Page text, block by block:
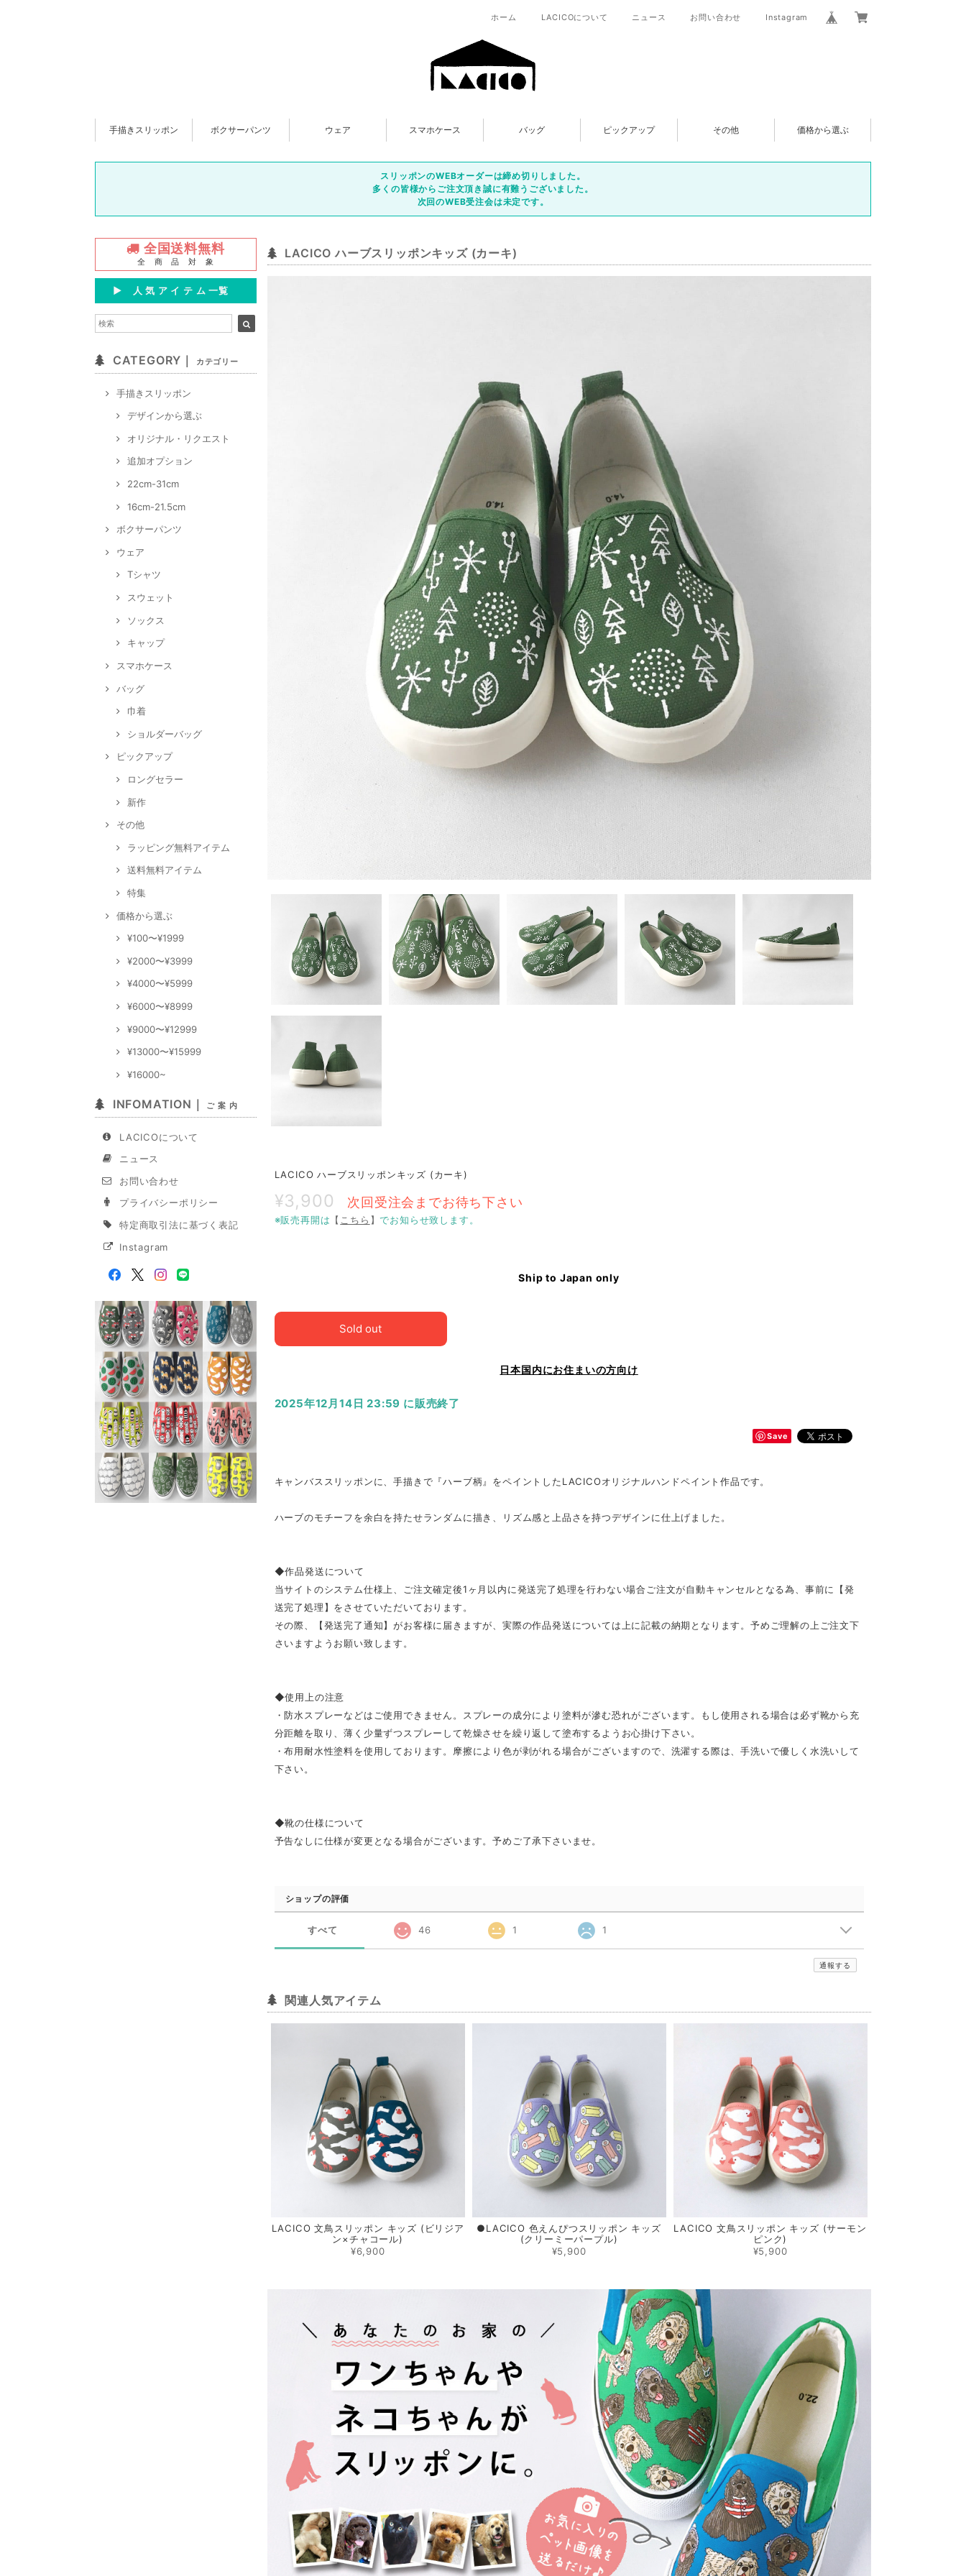
ホーム LACICOについて ニュース お問い合わせ Instagram
手描きスリッポン ボクサーパンツ ウェア スマホケース バッグ ピックアップ その他 価格から選ぶ
スリッポンのWEBオーダーは締め切りしました。
多くの皆様からご注文頂き誠に有難うございました。
次回のWEB受注会は未定です。
全国送料無料
全 商 品 対 象
▶︎ 人 気 ア イ テ ム 一覧
CATEGORY｜ カテゴリー
手描きスリッポン
デザインから選ぶ
オリジナル・リクエスト
追加オプション
22cm-31cm
16cm-21.5cm
ボクサーパンツ
ウェア
Tシャツ
スウェット
ソックス
キャップ
スマホケース
バッグ
巾着
ショルダーバッグ
ピックアップ
ロングセラー
新作
その他
ラッピング無料アイテム
送料無料アイテム
特集
価格から選ぶ
¥100〜¥1999
¥2000〜¥3999
¥4000〜¥5999
¥6000〜¥8999
¥9000〜¥12999
¥13000〜¥15999
¥16000~
INFOMATION｜ ご 案 内
LACICOについて
ニュース
お問い合わせ
プライバシーポリシー
特定商取引法に基づく表記
Instagram
LACICO ハーブスリッポンキッズ (カーキ)
LACICO ハーブスリッポンキッズ (カーキ)
¥3,900 次回受注会までお待ち下さい
※販売再開は 【 こちら 】でお知らせ致します。
Ship to Japan only
Sold out
日本国内にお住まいの方向け
2025年12月14日 23:59 に販売終了
Save
キャンバススリッポンに、手描きで『ハーブ柄』をペイントしたLACICOオリジナルハンドペイント作品です。
ハーブのモチーフを余白を持たせランダムに描き、リズム感と上品さを持つデザインに仕上げました。
◆作品発送について
当サイトのシステム仕様上、ご注文確定後1ヶ月以内に発送完了処理を行わない場合ご注文が自動キャンセルとなる為、事前に【発
送完了処理】をさせていただいております。
その際、【発送完了通知】がお客様に届きますが、実際の作品発送については上に記載の納期となります。予めご理解の上ご注文下
さいますようお願い致します。
◆使用上の注意
・防水スプレーなどはご使用できません。スプレーの成分により塗料が滲む恐れがございます。もし使用される場合は必ず靴から充
分距離を取り、薄く少量ずつスプレーして乾燥させを繰り返して塗布するようお心掛け下さい。
・布用耐水性塗料を使用しております。摩擦により色が剥がれる場合がございますので、洗濯する際は、手洗いで優しく水洗いして
下さい。
◆靴の仕様について
予告なしに仕様が変更となる場合がございます。予めご了承下さいませ。
ショップの評価
すべて 46 1 1
通報する
関連人気アイテム
LACICO 文鳥スリッポン キッズ (ビリジア
ン×チャコール)
¥6,900
●LACICO 色えんぴつスリッポン キッズ
(クリーミーパープル)
¥5,900
LACICO 文鳥スリッポン キッズ (サーモン
ピンク)
¥5,900